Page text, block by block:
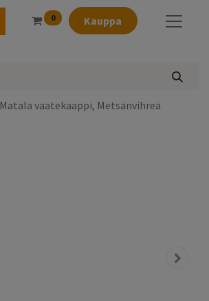
0 Kauppa
Matala vaatekaappi, Metsänvihreä